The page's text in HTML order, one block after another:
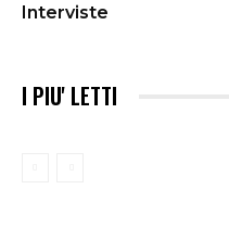
Interviste
I PIU' LETTI